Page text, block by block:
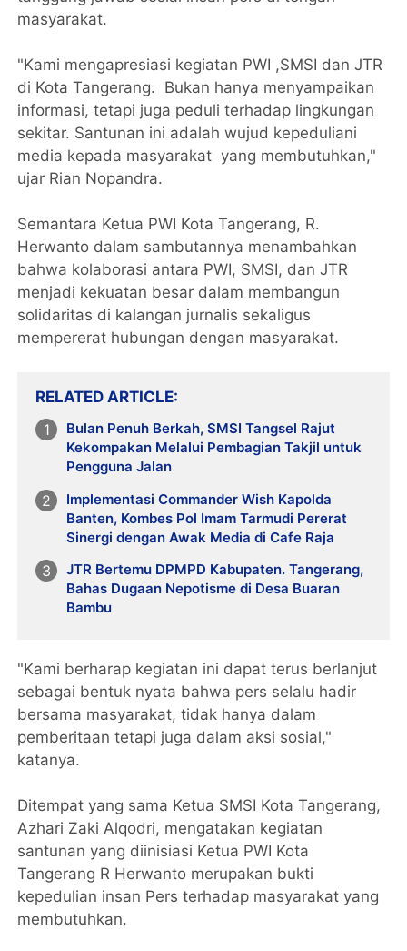
masyarakat.
"Kami mengapresiasi kegiatan PWI ,SMSI dan JTR
di Kota Tangerang. Bukan hanya menyampaikan
informasi, tetapi juga peduli terhadap lingkungan
sekitar. Santunan ini adalah wujud kepeduliani
media kepada masyarakat yang membutuhkan,"
ujar Rian Nopandra.
Semantara Ketua PWI Kota Tangerang, R.
Herwanto dalam sambutannya menambahkan
bahwa kolaborasi antara PWI, SMSI, dan JTR
menjadi kekuatan besar dalam membangun
solidaritas di kalangan jurnalis sekaligus
mempererat hubungan dengan masyarakat.
RELATED ARTICLE
Bulan Penuh Berkah, SMSI Tangsel Rajut
Kekompakan Melalui Pembagian Takjil untuk
Pengguna Jalan
Implementasi Commander Wish Kapolda
Banten, Kombes Pol Imam Tarmudi Pererat
Sinergi dengan Awak Media di Cafe Raja
JTR Bertemu DPMPD Kabupaten. Tangerang,
Bahas Dugaan Nepotisme di Desa Buaran
Bambu
"Kami berharap kegiatan ini dapat terus berlanjut
sebagai bentuk nyata bahwa pers selalu hadir
bersama masyarakat, tidak hanya dalam
pemberitaan tetapi juga dalam aksi sosial,"
katanya.
Ditempat yang sama Ketua SMSI Kota Tangerang,
Azhari Zaki Alqodri, mengatakan kegiatan
santunan yang diinisiasi Ketua PWI Kota
Tangerang R Herwanto merupakan bukti
kepedulian insan Pers terhadap masyarakat yang
membutuhkan.